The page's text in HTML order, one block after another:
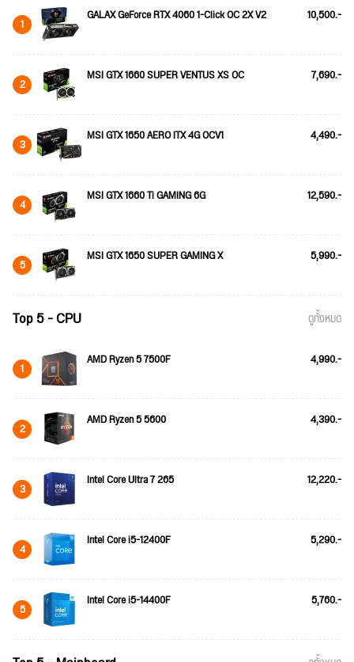
1 GALAX GeForce RTX 4060 1-Click OC 2X V2 10,500.-
2 MSI GTX 1660 SUPER VENTUS XS OC 7,690.-
3 MSI GTX 1650 AERO ITX 4G OCV1 4,490.-
4 MSI GTX 1660 Ti GAMING 6G 12,590.-
5 MSI GTX 1650 SUPER GAMING X 5,990.-
Top 5 - CPU ดูทั้งหมด
1 AMD Ryzen 5 7500F 4,990.-
2 AMD Ryzen 5 5600 4,390.-
3 Intel Core Ultra 7 265 12,220.-
4 Intel Core i5-12400F 5,290.-
5 Intel Core i5-14400F 5,760.-